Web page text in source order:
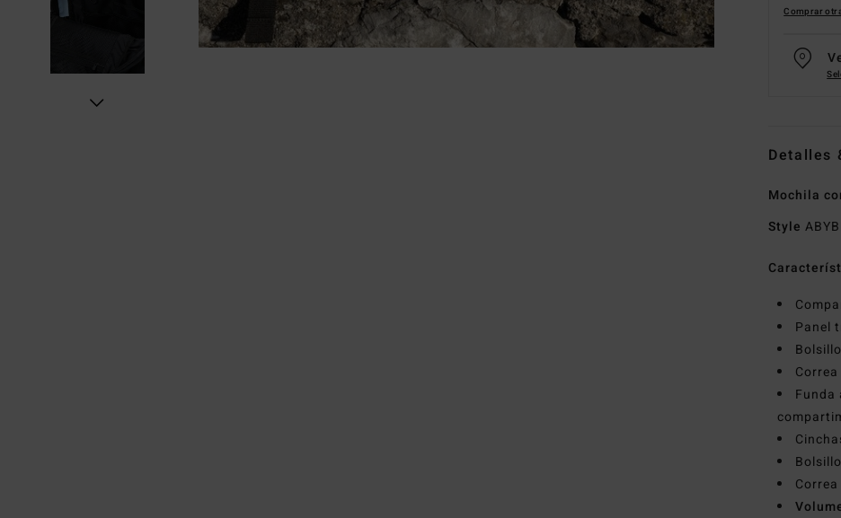
Comprar
Detalles
Mochila
Style
Panel
Funda